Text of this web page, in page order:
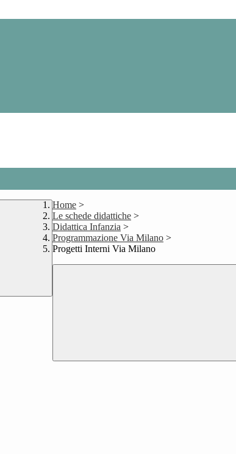
Home >
Le schede didattiche >
Didattica Infanzia >
Programmazione Via Milano >
Progetti Interni Via Milano